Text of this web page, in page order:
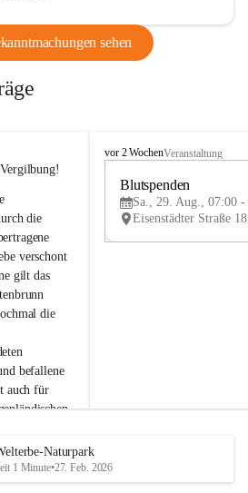
sehen
die
verschont
gilt das
die
befallene
auch für
oder
Bitte
Winzer
B
e
u
e
d
vor 2 WochenVeranstaltung
Blutspenden
Sa., 29. Aug., 07:00 -
Naturpark
1 Minute•27. Feb. 2026